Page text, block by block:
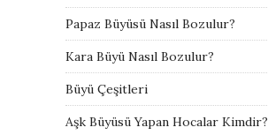
Papaz Büyüsü Nasıl Bozulur?
Kara Büyü Nasıl Bozulur?
Büyü Çeşitleri
Aşk Büyüsü Yapan Hocalar Kimdir?